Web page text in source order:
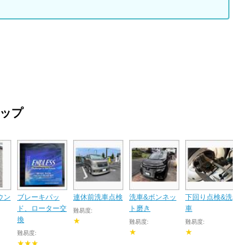
プ
ン
ブレーキパッ
ド、ローター交
換
難易度:
★★★
連休前洗車点検
難易度:
★
洗車&ボンネッ
ト磨き
難易度:
★
下回り点検&洗
車
難易度:
★